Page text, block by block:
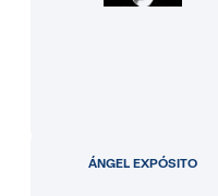
ÁNGEL EXPÓSITO